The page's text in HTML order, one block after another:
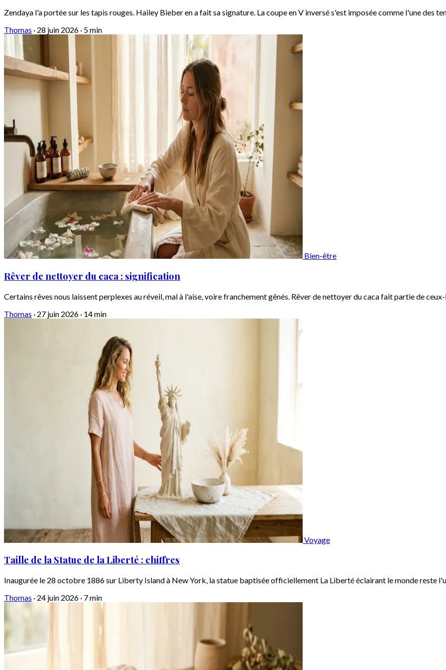
Zendaya l'a portée sur les tapis rouges. Hailey Bieber en a fait sa signature. La coupe en V inversé s'est imposée comme l'une des
Thomas · 28 juin 2026 · 5 min
Bien-être
Rêver de nettoyer du caca : signification
Certains rêves nous laissent perplexes au réveil, mal à l'aise, voire franchement gênés. Rêver de nettoyer du caca fait partie de ceux-
Thomas · 27 juin 2026 · 14 min
Voyage
Taille de la Statue de la Liberté : chiffres
Inaugurée le 28 octobre 1886 sur Liberty Island à New York, la statue baptisée officiellement La Liberté éclairant le monde reste
Thomas · 24 juin 2026 · 7 min